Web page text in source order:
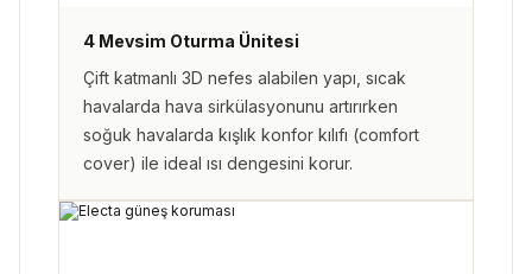
4 Mevsim Oturma Ünitesi
Çift katmanlı 3D nefes alabilen yapı, sıcak
havalarda hava sirkülasyonunu artırırken
soğuk havalarda kışlık konfor kılıfı (comfort
cover) ile ideal ısı dengesini korur.